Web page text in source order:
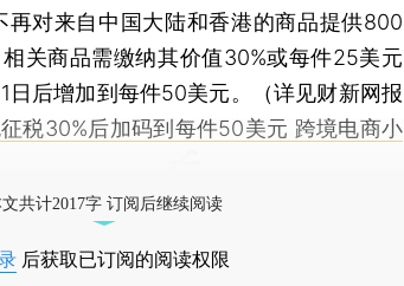
对来自中国大陆和香港的商品提供800
关商品需缴纳其价值30%或每件25美元
日后增加到每件50美元。（详见财新网报
税30%后加码到每件50美元 跨境电商小
共计2017字 订阅后继续阅读
后获取已订阅的阅读权限